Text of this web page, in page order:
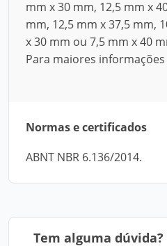
mm x 30 mm, 12,5 mm x
mm, 12,5 mm x 37,5 mm,
x 30 mm ou 7,5 mm x 40
Para maiores
Normas e certificados
ABNT NBR 6.136/2014.
Tem alguma